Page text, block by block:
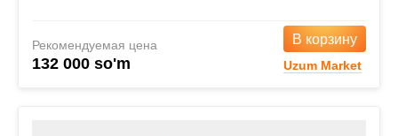
Рекомендуемая цена
132 000 so'm
В корзину
Uzum Market